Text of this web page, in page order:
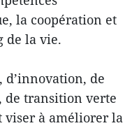
la coopération et
de la vie.
de
transition verte
viser à améliorer la